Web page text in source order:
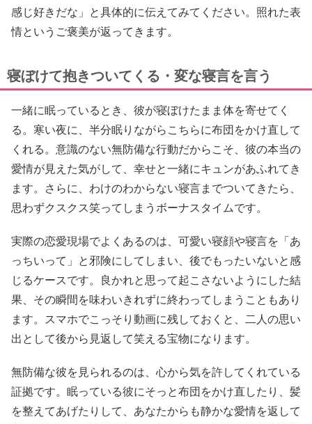
感じ好きだな」と具体的に伝えてみてください。照れた表
情というご褒美が返ってきます。
寝ぼけて抱きついてくる・変な寝言を言う
一緒に眠っているとき、彼が寝ぼけたまま体を寄せてく
る。寒い夜に、半分眠りながらこちらに布団をかけ直して
くれる。意識のない無防備な行動だからこそ、彼の本当の
愛情が見えた気がして、幸せと一緒にキュンがあふれてき
ます。さらに、わけのわからない寝言までついてきたら、
思わずクスクス笑ってしまうボーナスタイムです。
実際の恋愛現場でよくあるのは、可愛い寝顔や寝言を「あ
っちいって」と邪険にしてしまい、後でもったいないと感
じるケースです。良かれと思って起こさないようにした結
果、その瞬間を味わいきれずに終わってしまうこともあり
ます。スマホでこっそり動画に残しておくと、二人の思い
出として後から見返して笑える宝物になります。
無防備な彼を見られるのは、心から気を許してくれている
証拠です。眠っている彼にそっと布団をかけ直したり、髪
を整えてあげたりして、あなたからも静かな愛情を返して